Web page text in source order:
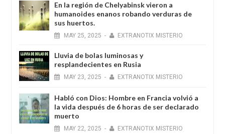
En la región de Chelyabinsk vieron a
humanoides enanos robando verduras de
sus huertos.
MAY 25, 2025 - EXTRANOTIX MISTERIO
Lluvia de bolas luminosas y
resplandecientes en Rusia
MAY 23, 2025 - EXTRANOTIX MISTERIO
Habló con Dios: Hombre en Francia volvió a
la vida después de 6 horas de ser declarado
muerto
MAY 22, 2025 - EXTRANOTIX MISTERIO